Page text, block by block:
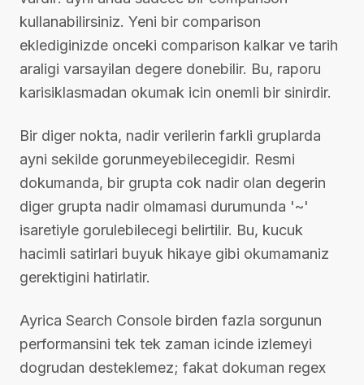
kullanabilirsiniz. Yeni bir comparison
eklediginizde onceki comparison kalkar ve tarih
araligi varsayilan degere donebilir. Bu, raporu
karisiklasmadan okumak icin onemli bir sinirdir.
Bir diger nokta, nadir verilerin farkli gruplarda
ayni sekilde gorunmeyebilecegidir. Resmi
dokumanda, bir grupta cok nadir olan degerin
diger grupta nadir olmamasi durumunda '~'
isaretiyle gorulebilecegi belirtilir. Bu, kucuk
hacimli satirlari buyuk hikaye gibi okumamaniz
gerektigini hatirlatir.
Ayrica Search Console birden fazla sorgunun
performansini tek tek zaman icinde izlemeyi
dogrudan desteklemez; fakat dokuman regex